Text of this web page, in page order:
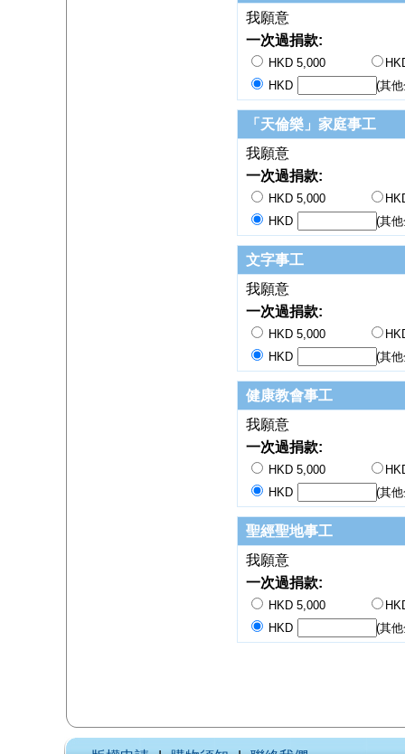
我願意
一次過捐款:
HKD 5,000
HKD
(其
「天倫樂」家庭事工
我願意
一次過捐款:
HKD 5,000
HKD
(其
文字事工
我願意
一次過捐款:
HKD 5,000
HKD
(其
健康教會事工
我願意
一次過捐款:
HKD 5,000
HKD
(其
聖經聖地事工
我願意
一次過捐款:
HKD 5,000
HKD
(其